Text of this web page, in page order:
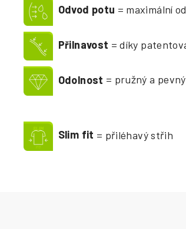
Odvod potu = maximální
Přilnavost = díky
Odolnost = pružný a
Slim fit = přiléhavý střih